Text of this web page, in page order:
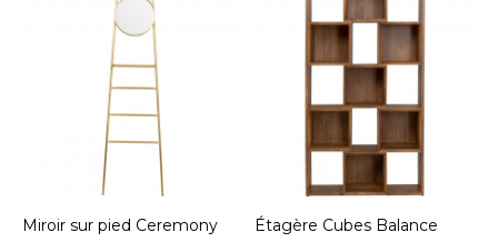
Miroir sur pied Ceremony
Étagère Cubes Balance